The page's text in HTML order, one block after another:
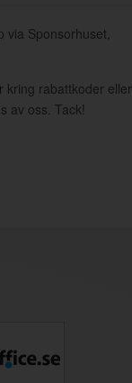
via Sponsorhuset,
kring rabattkoder eller
av oss. Tack!